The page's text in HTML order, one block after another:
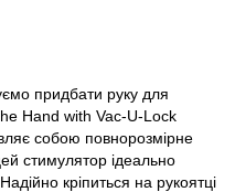
придбати руку для
Hand with Vac-U-Lock
собою повнорозмірне
стимулятор ідеально
кріпиться на рукоятці